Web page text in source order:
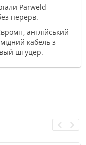
Parweld
перерв.
англійський
кабель з
штуцер.